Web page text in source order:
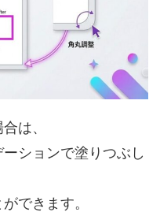
は、
ションで塗りつぶし
できます。